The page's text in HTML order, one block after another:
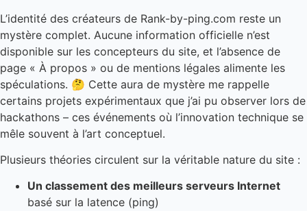
L’identité des créateurs de Rank-by-ping.com reste un
mystère complet. Aucune information officielle n’est
disponible sur les concepteurs du site, et l’absence de
page « À propos » ou de mentions légales alimente les
spéculations. 🤔 Cette aura de mystère me rappelle
certains projets expérimentaux que j’ai pu observer lors de
hackathons – ces événements où l’innovation technique se
mêle souvent à l’art conceptuel.
Plusieurs théories circulent sur la véritable nature du site :
Un classement des meilleurs serveurs Internet
basé sur la latence (ping)